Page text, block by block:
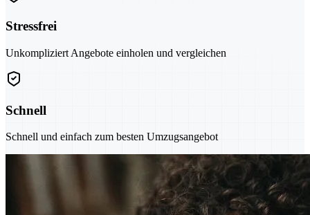
Stressfrei
Unkompliziert Angebote einholen und vergleichen
Schnell
Schnell und einfach zum besten Umzugsangebot